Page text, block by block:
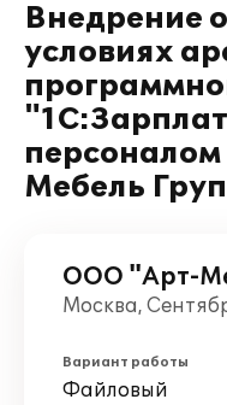
Внедрение
условиях
Мебель
ООО "Арт-
Москва,
Вариант работы
Файловый